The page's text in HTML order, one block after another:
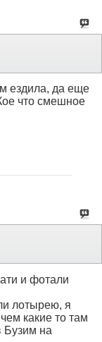
ездила, да еще
что смешное
и фотали
лотырею, я
какие то там
Бузим на